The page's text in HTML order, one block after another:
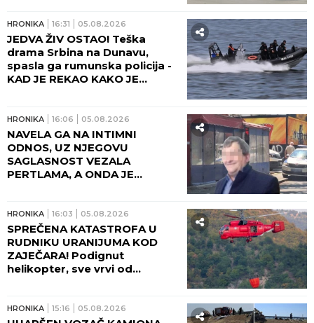
HRONIKA 16:31 05.08.2026
JEDVA ŽIV OSTAO! Teška
drama Srbina na Dunavu,
spasla ga rumunska policija -
KAD JE REKAO KAKO JE
HRONIKA 16:06 05.08.2026
NAVELA GA NA INTIMNI
ODNOS, UZ NJEGOVU
SAGLASNOST VEZALA
PERTLAMA, A ONDA JE
Karaburmi - DA ČOVEK NE
POVERUJE! (FOTO)
HRONIKA 16:03 05.08.2026
SPREČENA KATASTROFA U
RUDNIKU URANIJUMA KOD
ZAJEČARA! Podignut
helikopter, sve vrvi od
HRONIKA 15:16 05.08.2026